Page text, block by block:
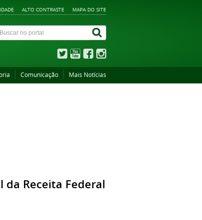
ALTO CONTRASTE MAPA DO SITE
Comunicação Mais Notícias
da Receita Federal